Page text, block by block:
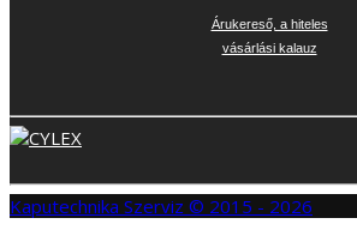
Árukereső, a hiteles
vásárlási kalauz
Kaputechnika Szerviz © 2015 - 2026